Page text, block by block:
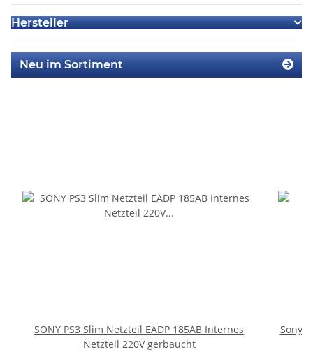
Hersteller
Neu im Sortiment
SONY PS3 Slim Netzteil EADP 185AB Internes
Netzteil 220V gerbaucht
Sony